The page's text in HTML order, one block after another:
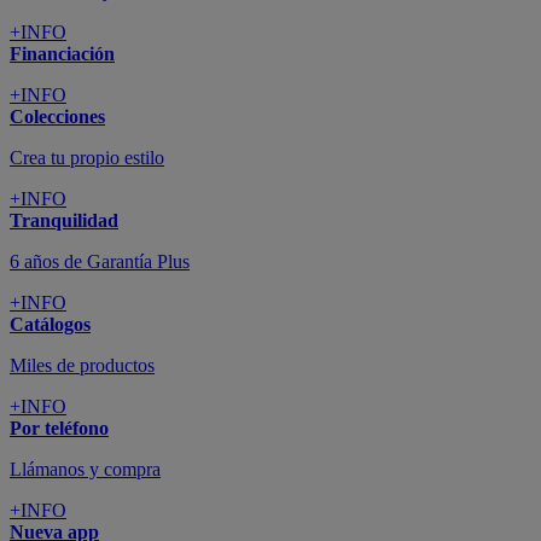
+INFO
Financiación
+INFO
Colecciones
Crea tu propio estilo
+INFO
Tranquilidad
6 años de Garantía Plus
+INFO
Catálogos
Miles de productos
+INFO
Por teléfono
Llámanos y compra
+INFO
Nueva app